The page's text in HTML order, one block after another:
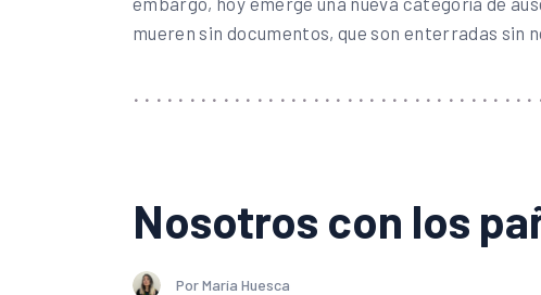
mueren sin documentos, que son enterradas sin
Nosotros con los
Por María Huesca